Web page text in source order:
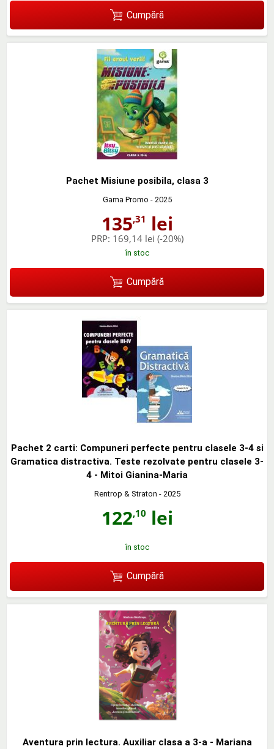
Cumpără
Pachet Misiune posibila, clasa 3
Gama Promo - 2025
135,31 lei
PRP: 169,14 lei (-20%)
în stoc
Cumpără
Pachet 2 carti: Compuneri perfecte pentru clasele 3-4 si
Gramatica distractiva. Teste rezolvate pentru clasele 3-
4 - Mitoi Gianina-Maria
Rentrop & Straton - 2025
122,10 lei
în stoc
Cumpără
Aventura prin lectura. Auxiliar clasa a 3-a - Mariana